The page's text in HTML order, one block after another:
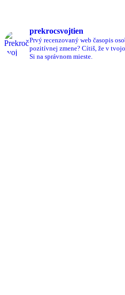
prekrocsvojtien
Prvý recenzovaný web časopis
pozitívnej zmene? Cítiš, že v
Si na správnom mieste.